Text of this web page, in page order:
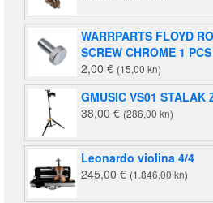
WARRPARTS FLOYD
SCREW CHROME 1 PCS
2,00 € (15,00 kn)
GMUSIC VS01 STALAK
38,00 € (286,00 kn)
Leonardo violina 4/4
245,00 € (1.846,00 kn)